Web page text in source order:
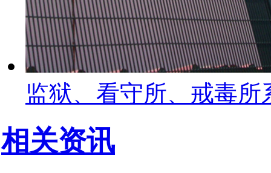
监狱、看守所、戒毒所
相关资讯